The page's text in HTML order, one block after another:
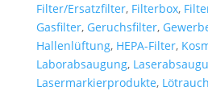
Filter/Ersatzfilter, Filterbox,
Gasfilter, Geruchsfilter,
Hallenlüftung, HEPA-Filter,
Laborabsaugung,
Lasermarkierprodukte,